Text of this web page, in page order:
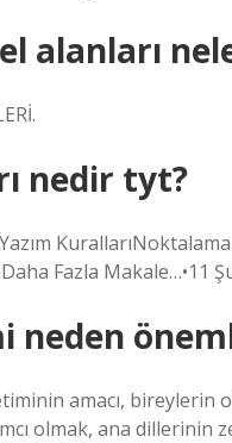
alanları
nedir tyt?
Fazla Makale…•11
neden
amacı,
olmak, ana